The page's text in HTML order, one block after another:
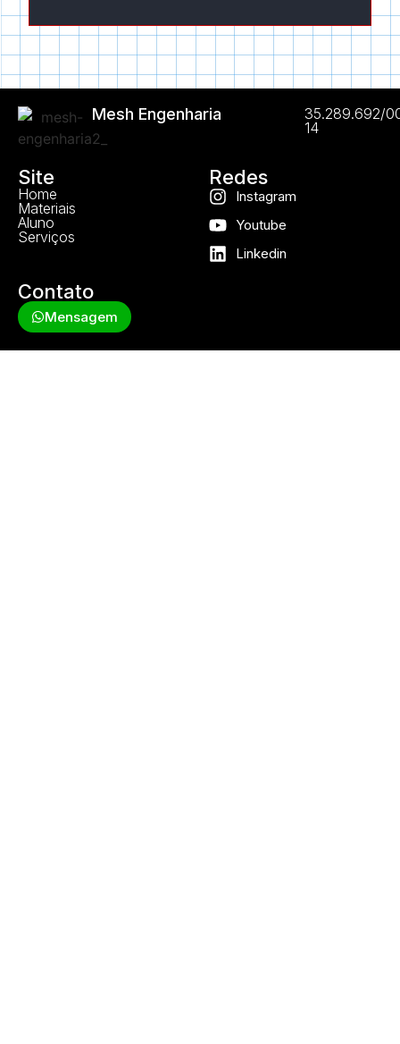
Mesh Engenharia
35.289.692/
14
Site
Home
Materiais
Aluno
Serviços
Redes
Instagram
Youtube
Linkedin
Contato
Mensagem